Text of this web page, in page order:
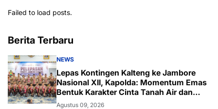
Failed to load posts.
Berita Terbaru
NEWS
Lepas Kontingen Kalteng ke Jambore
Nasional XII, Kapolda: Momentum Emas
Bentuk Karakter Cinta Tanah Air dan
Lingkungan
Agustus 09, 2026